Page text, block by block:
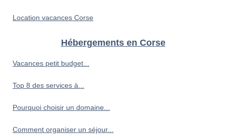
Location vacances Corse
Hébergements en Corse
Vacances petit budget...
Top 8 des services à...
Pourquoi choisir un domaine...
Comment organiser un séjour...